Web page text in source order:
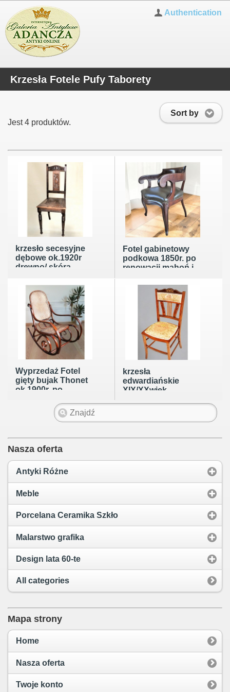
Authentication
Krzesła Fotele Pufy Taborety
Sort by
Jest 4 produktów.
krzesło secesyjne
dębowe ok.1920r
drewno/ skóra
Fotel gabinetowy
podkowa 1850r. po
renowacji mahoń i
Wyprzedaż Fotel
gięty bujak Thonet
ok.1900r. po
krzesła
edwardiańskie
XIX/XXwiek
Nasza oferta
Antyki Różne
Meble
Porcelana Ceramika Szkło
Malarstwo grafika
Design lata 60-te
All categories
Mapa strony
Home
Nasza oferta
Twoje konto